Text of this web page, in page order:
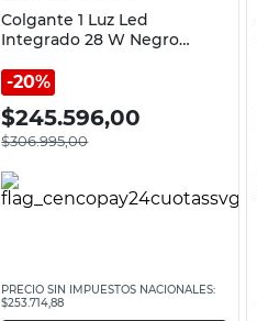
Colgante 1 Luz Led
Integrado 28 W Negro
Iluminacion
20%
$245.596,00
$306.995,00
PRECIO SIN IMPUESTOS NACIONALES:
$253.714,88